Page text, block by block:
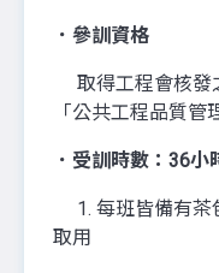
．參訓資格
取得工程會核發
「公共工程品質
．受訓時數：36小
1. 每班皆備有茶
取用